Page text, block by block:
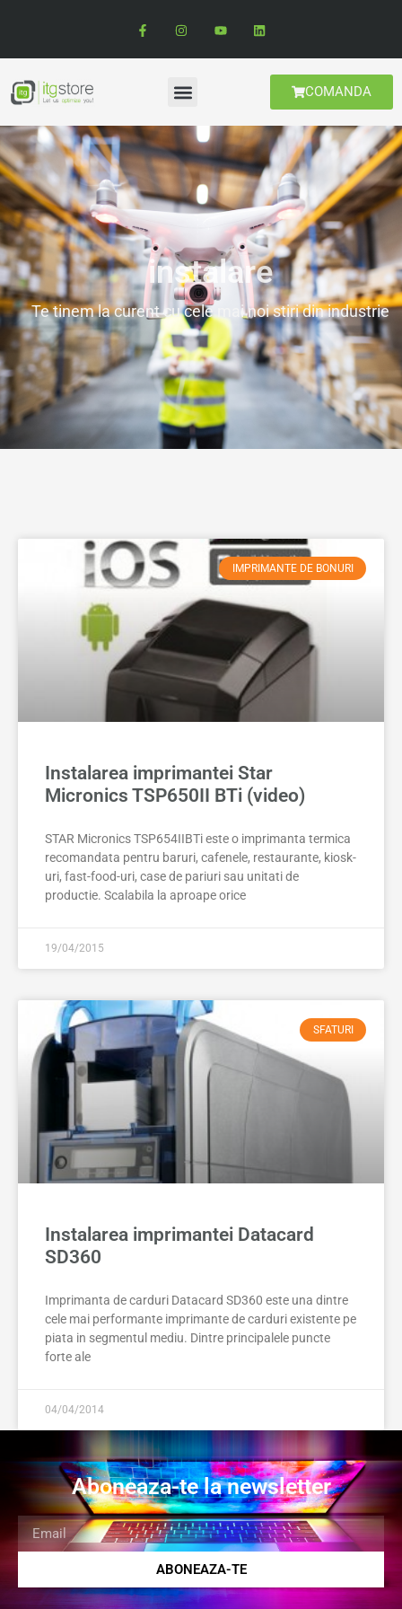
COMANDA
instalare
Te tinem la curent cu cele mai noi stiri din industrie
IMPRIMANTE DE BONURI
Instalarea imprimantei Star
Micronics TSP650II BTi (video)
STAR Micronics TSP654IIBTi este o imprimanta termica
recomandata pentru baruri, cafenele, restaurante, kiosk-
uri, fast-food-uri, case de pariuri sau unitati de
productie. Scalabila la aproape orice
19/04/2015
SFATURI
Instalarea imprimantei Datacard
SD360
Imprimanta de carduri Datacard SD360 este una dintre
cele mai performante imprimante de carduri existente pe
piata in segmentul mediu. Dintre principalele puncte
forte ale
04/04/2014
Aboneaza-te la newsletter
ABONEAZA-TE